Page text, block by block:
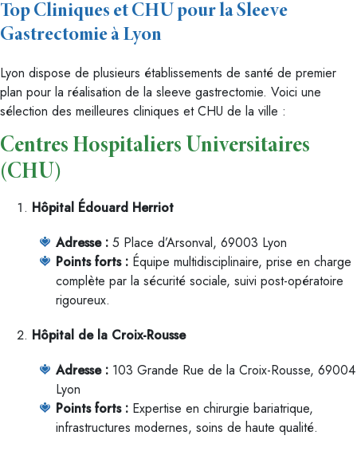
Top Cliniques et CHU pour la Sleeve
Gastrectomie à Lyon
Lyon dispose de plusieurs établissements de santé de premier
plan pour la réalisation de la sleeve gastrectomie. Voici une
sélection des meilleures cliniques et CHU de la ville :
Centres Hospitaliers Universitaires
(CHU)
Hôpital Édouard Herriot
Adresse : 5 Place d’Arsonval, 69003 Lyon
Points forts : Équipe multidisciplinaire, prise en charge
complète par la sécurité sociale, suivi post-opératoire
rigoureux.
Hôpital de la Croix-Rousse
Adresse : 103 Grande Rue de la Croix-Rousse, 69004
Lyon
Points forts : Expertise en chirurgie bariatrique,
infrastructures modernes, soins de haute qualité.